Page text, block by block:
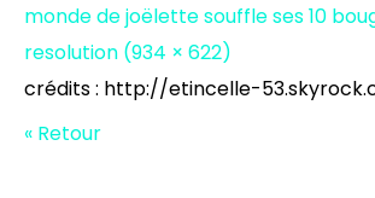
monde de joëlette souffle ses 10
resolution (934 × 622)
crédits : http://etincelle-
« Retour